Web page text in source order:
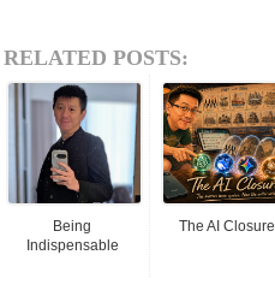
RELATED POSTS:
Being
Indispensable
The AI Closure